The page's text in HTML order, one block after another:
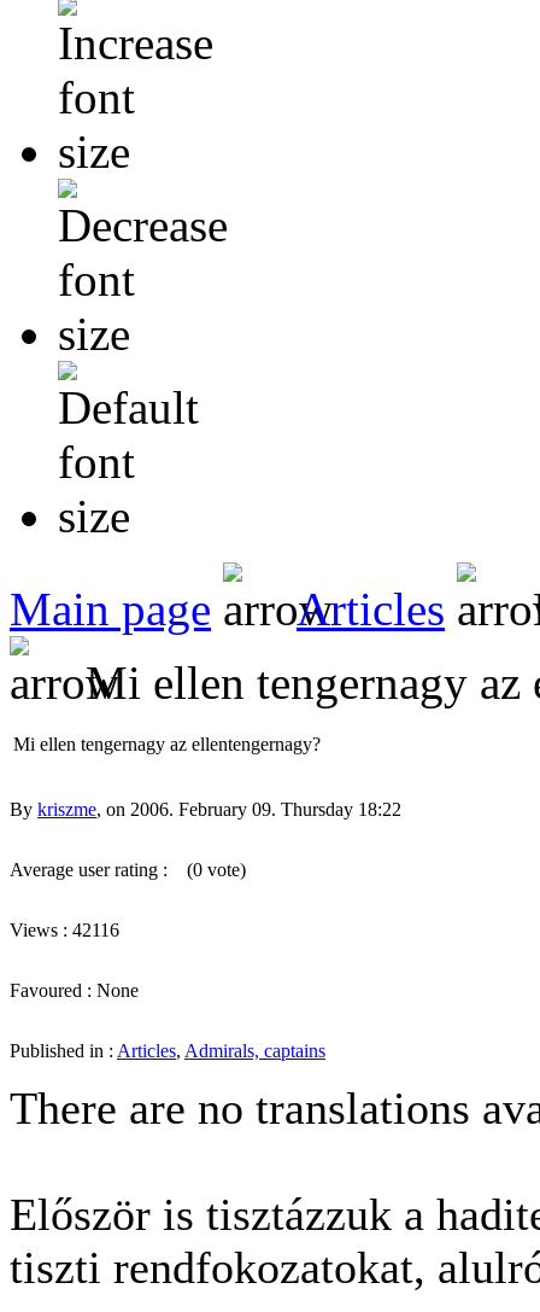
Main page Articles
Mi ellen tengernagy az
Mi ellen tengernagy az ellentengernagy?
By kriszme, on 2006. February 09. Thursday 18:22
Average user rating : (0 vote)
Views : 42116
Favoured : None
Published in : Articles, Admirals, captains
There are no translations
Először is tisztázzuk a
tiszti rendfokozatokat,